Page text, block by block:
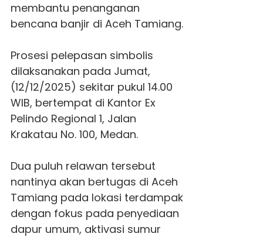
membantu penanganan
bencana banjir di Aceh Tamiang.
Prosesi pelepasan simbolis
dilaksanakan pada Jumat,
(12/12/2025) sekitar pukul 14.00
WIB, bertempat di Kantor Ex
Pelindo Regional 1, Jalan
Krakatau No. 100, Medan.
Dua puluh relawan tersebut
nantinya akan bertugas di Aceh
Tamiang pada lokasi terdampak
dengan fokus pada penyediaan
dapur umum, aktivasi sumur